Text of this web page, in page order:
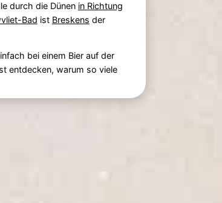
durch die Dünen in Richtung
Bad ist Breskens der
bei einem Bier auf der
entdecken, warum so viele